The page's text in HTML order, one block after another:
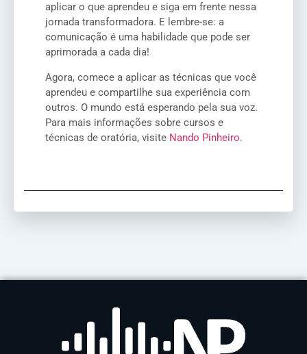
aplicar o que aprendeu e siga em frente nessa
jornada transformadora. E lembre-se: a
comunicação é uma habilidade que pode ser
aprimorada a cada dia!
Agora, comece a aplicar as técnicas que você
aprendeu e compartilhe sua experiência com
outros. O mundo está esperando pela sua voz.
Para mais informações sobre cursos e
técnicas de oratória, visite Nando Pinheiro.